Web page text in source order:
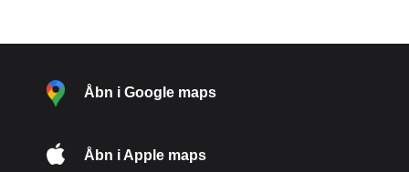
Åbn i Google maps
Åbn i Apple maps